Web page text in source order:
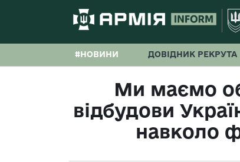
#НОВИНИ ДОВІДНИК РЕКРУТА
Ми маємо
відбудови
навколо